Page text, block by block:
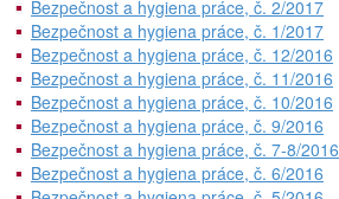
Bezpečnost a hygiena práce, č. 2/2017
Bezpečnost a hygiena práce, č. 1/2017
Bezpečnost a hygiena práce, č. 12/2016
Bezpečnost a hygiena práce, č. 11/2016
Bezpečnost a hygiena práce, č. 10/2016
Bezpečnost a hygiena práce, č. 9/2016
Bezpečnost a hygiena práce, č. 7-8/2016
Bezpečnost a hygiena práce, č. 6/2016